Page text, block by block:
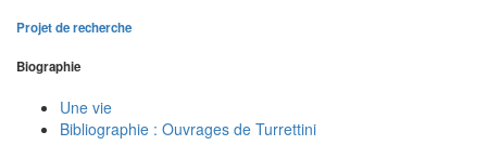
Projet de recherche
Biographie
Une vie
Bibliographie : Ouvrages de Turrettini